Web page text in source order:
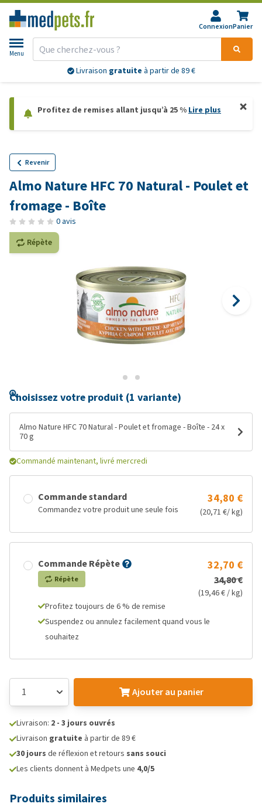
ConnexionPanier
Menu
Livraison gratuite à partir de 89 €
Profitez de remises allant jusqu’à 25 % Lire plus
Revenir
Almo Nature HFC 70 Natural - Poulet et
fromage - Boîte
0 avis
Répète
Choisissez votre produit (1 variante)
Almo Nature HFC 70 Natural - Poulet et fromage - Boîte - 24 x
70 g
Commandé maintenant, livré mercredi
Commande standard
Commandez votre produit une seule fois
34,80 €
(20,71 €/ kg)
Commande Répète
Répète
32,70 €
34,80 €
(19,46 € / kg)
Profitez toujours de 6 % de remise
Suspendez ou annulez facilement quand vous le
souhaitez
Ajouter au panier
Livraison: 2 - 3 jours ouvrés
Livraison gratuite à partir de 89 €
30 jours de réflexion et retours sans souci
Les clients donnent à Medpets une 4,0/5
Produits similaires